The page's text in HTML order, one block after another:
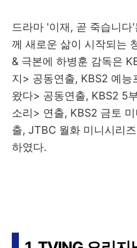
드라마 '이재, 곧 죽습니
께 새로운 삶이 시작되는
& 극본에 하병훈 감독은
지> 공동연출, KBS2 예
왔다> 공동연출, KBS2 5
소리> 연출, KBS2 금토
출, JTBC 월화 미니시리
하였다.